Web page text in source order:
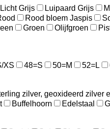
Licht Grijs Luipaard Grijs
Rood bloem Jaspis
Groen Olijfgroen
XS 48=S 50=M 52=L
zilver, geoxideerd zilver
Buffelhoorn Edelstaal